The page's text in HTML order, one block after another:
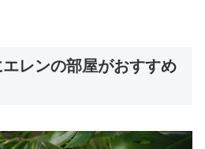
レンの部屋がおすすめ